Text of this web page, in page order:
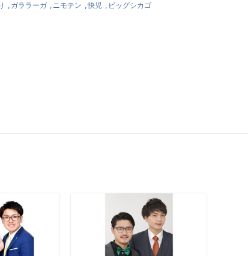
ガララーガ ニモテン 快児 ビッグシカゴ